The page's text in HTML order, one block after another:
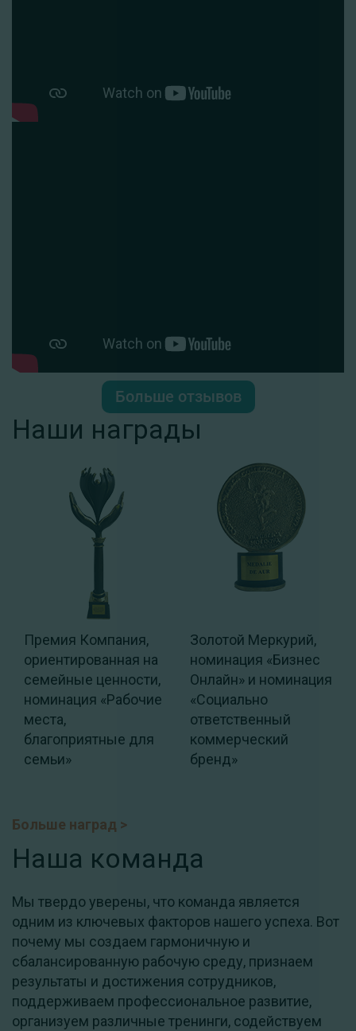
Больше отзывов
Наши награды
Премия Компания,
ориентированная на
семейные ценности,
номинация «Рабочие
места,
благоприятные для
семьи»
Золотой Меркурий,
номинация «Бизнес
Онлайн» и номинация
«Социально
ответственный
коммерческий
бренд»
Больше наград >
Наша команда
Мы твердо уверены, что команда является
одним из ключевых факторов нашего успеха. Вот
почему мы создаем гармоничную и
сбалансированную рабочую среду, признаем
результаты и достижения сотрудников,
поддерживаем профессиональное развитие,
организуем различные тренинги, содействуем